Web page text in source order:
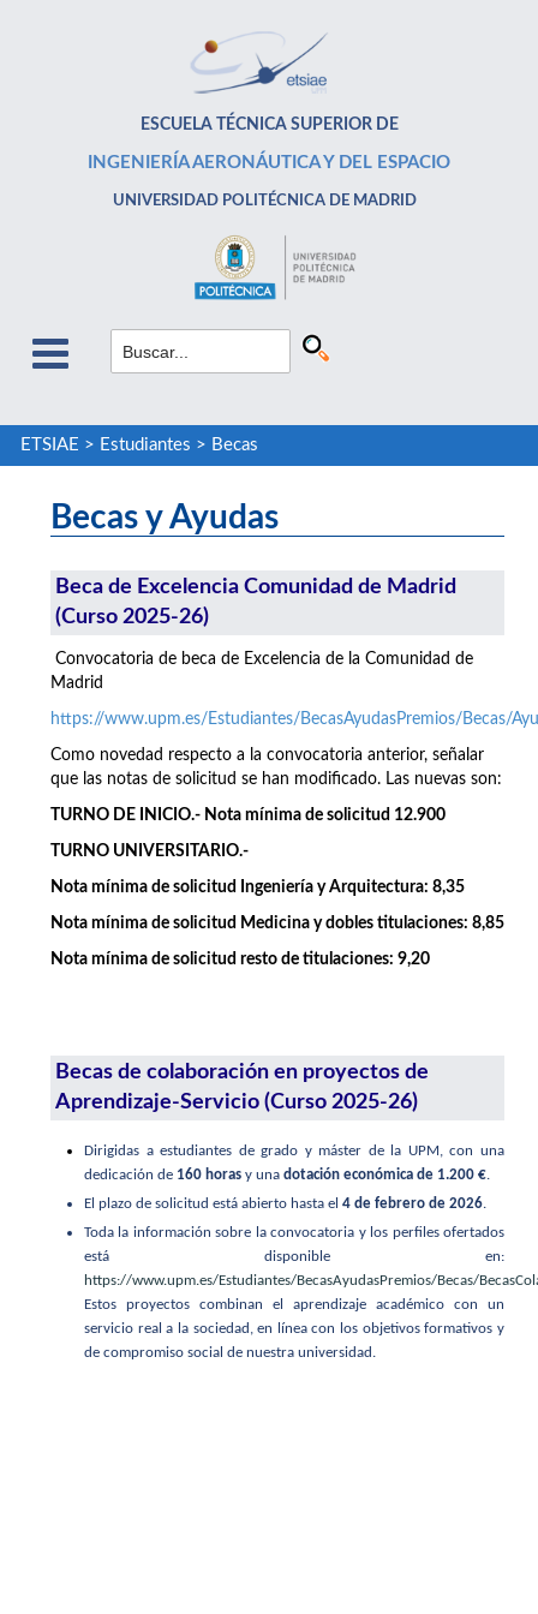
ESCUELA TÉCNICA SUPERIOR DE
INGENIERÍA AERONÁUTICA Y DEL ESPACIO
UNIVERSIDAD POLITÉCNICA DE MADRID
ETSIAE > Estudiantes > Becas
Becas y Ayudas
Beca de Excelencia Comunidad de Madrid
(Curso 2025-26)
Convocatoria de beca de Excelencia de la Comunidad de
Madrid
https://www.upm.es/Estudiantes/BecasAyudasPremios/Becas/
Como novedad respecto a la convocatoria anterior, señalar
que las notas de solicitud se han modificado. Las nuevas son:
TURNO DE INICIO.- Nota mínima de solicitud 12.900
TURNO UNIVERSITARIO.-
Nota mínima de solicitud Ingeniería y Arquitectura: 8,35
Nota mínima de solicitud Medicina y dobles titulaciones: 8,85
Nota mínima de solicitud resto de titulaciones: 9,20
Becas de colaboración en proyectos de
Aprendizaje-Servicio (Curso 2025-26)
Dirigidas a estudiantes de grado y máster de la UPM, con una
dedicación de 160 horas y una dotación económica de 1.200 €
El plazo de solicitud está abierto hasta el 4 de febrero de 2026.
Toda la información sobre la convocatoria y los perfiles ofertados
está disponible en:
https://www.upm.es/Estudiantes/BecasAyudasPremios/Becas/
Estos proyectos combinan el aprendizaje académico con un
servicio real a la sociedad, en línea con los objetivos formativos y
de compromiso social de nuestra universidad.